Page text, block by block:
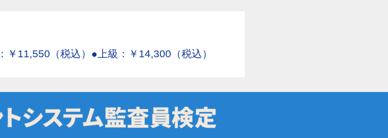
￥11,550（税込）●上級：￥14,300（税込）